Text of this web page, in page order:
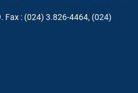
Fax : (024) 3.826-4464, (024)